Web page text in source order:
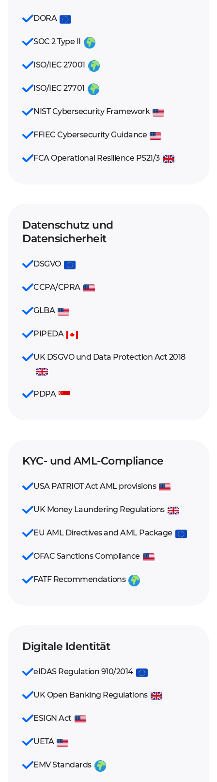
DORA
SOC 2 Type II
ISO/IEC 27001
ISO/IEC 27701
NIST Cybersecurity Framework
FFIEC Cybersecurity Guidance
FCA Operational Resilience PS21/3
Datenschutz und
Datensicherheit
DSGVO
CCPA/CPRA
GLBA
PIPEDA
UK DSGVO und Data Protection Act 2018
PDPA
KYC- und AML-Compliance
USA PATRIOT Act AML provisions
UK Money Laundering Regulations
EU AML Directives and AML Package
OFAC Sanctions Compliance
FATF Recommendations
Digitale Identität
eIDAS Regulation 910/2014
UK Open Banking Regulations
ESIGN Act
UETA
EMV Standards